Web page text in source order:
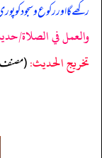
رکھے گا اور رکوع و سجود کو
والعمل في الصلاة/حدیث:
تخریج الحدیث:(مصنف ابن